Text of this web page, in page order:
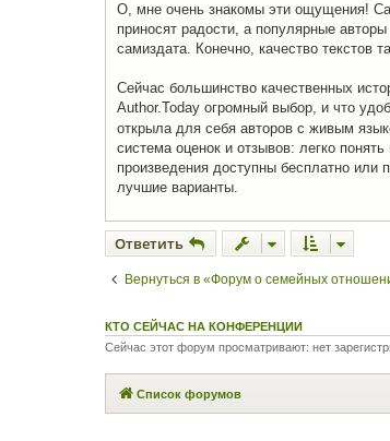
б
щ
е
е
О, мне очень знакомы эти ощущения!
приносят радости, а популярные
самиздата. Конечно, качество текстов
Сейчас большинство качественных
Author.Today огромный выбор, и что
открыла для себя авторов с живым
система оценок и отзывов: легко
произведения доступны бесплатно
лучшие варианты.
Ответить
Вернуться в «Форум о семейных
КТО СЕЙЧАС НА КОНФЕРЕНЦИИ
Сейчас этот форум просматривают: нет
Список форумов